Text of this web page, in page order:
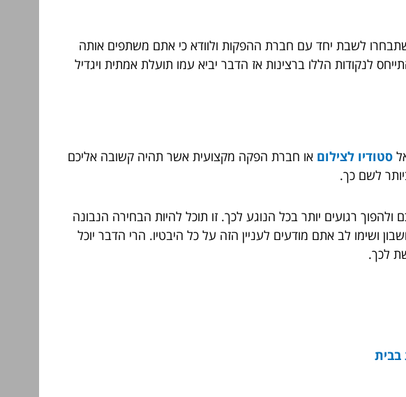
לשבת יחד עם חברת ההפקות ולוודא כי אתם משתפים אותה
לנקודות הללו ברצינות אז הדבר יביא עמו תועלת אמתית ויגדיל
סטודיו לצילום או חברת הפקה מקצועית אשר תהיה קשובה אליכם
לשם כך.
רגועים יותר בכל הנוגע לכך. זו תוכל להיות הבחירה הנבונה
ושימו לב אתם מודעים לעניין הזה על כל היבטיו. הרי הדבר יוכל
לכך.
בבית